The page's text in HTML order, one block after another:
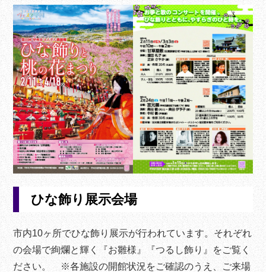
ひな飾り展示会場
市内10ヶ所でひな飾り展示が行われています。それぞれ
の会場で絢爛と輝く『お雛様』『つるし飾り』をご覧く
ださい。 ※各施設の開館状況をご確認のうえ、ご来場